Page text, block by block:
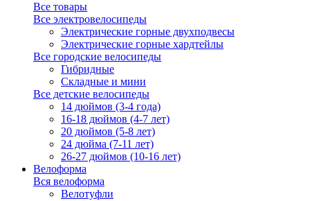
Все товары
Все электровелосипеды
Электрические горные двухподвесы
Электрические горные хардтейлы
Все городские велосипеды
Гибридные
Складные и мини
Все детские велосипеды
14 дюймов (3-4 года)
16-18 дюймов (4-7 лет)
20 дюймов (5-8 лет)
24 дюйма (7-11 лет)
26-27 дюймов (10-16 лет)
Велоформа
Вся велоформа
Велотуфли